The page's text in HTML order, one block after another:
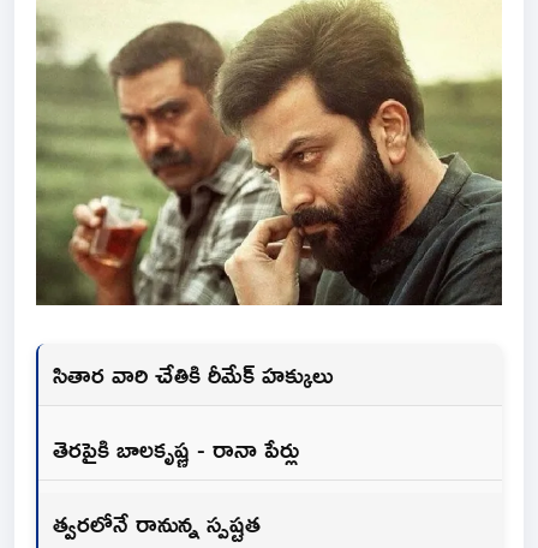
సితార వారి చేతికి రీమేక్ హక్కులు
తెరపైకి బాలకృష్ణ - రానా పేర్లు
త్వరలోనే రానున్న స్పష్టత